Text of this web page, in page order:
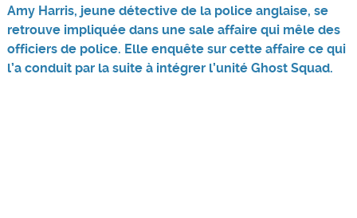
Amy Harris, jeune détective de la police anglaise, se
retrouve impliquée dans une sale affaire qui mêle des
officiers de police. Elle enquête sur cette affaire ce qui
l’a conduit par la suite à intégrer l’unité Ghost Squad.